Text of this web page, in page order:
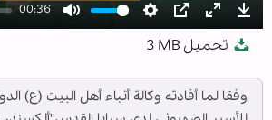
00:36
Mute Settings
PIP Enter
تحميل 3 MB
وفقا لما أفادته وكالة أنباء أهل البيت (ع)